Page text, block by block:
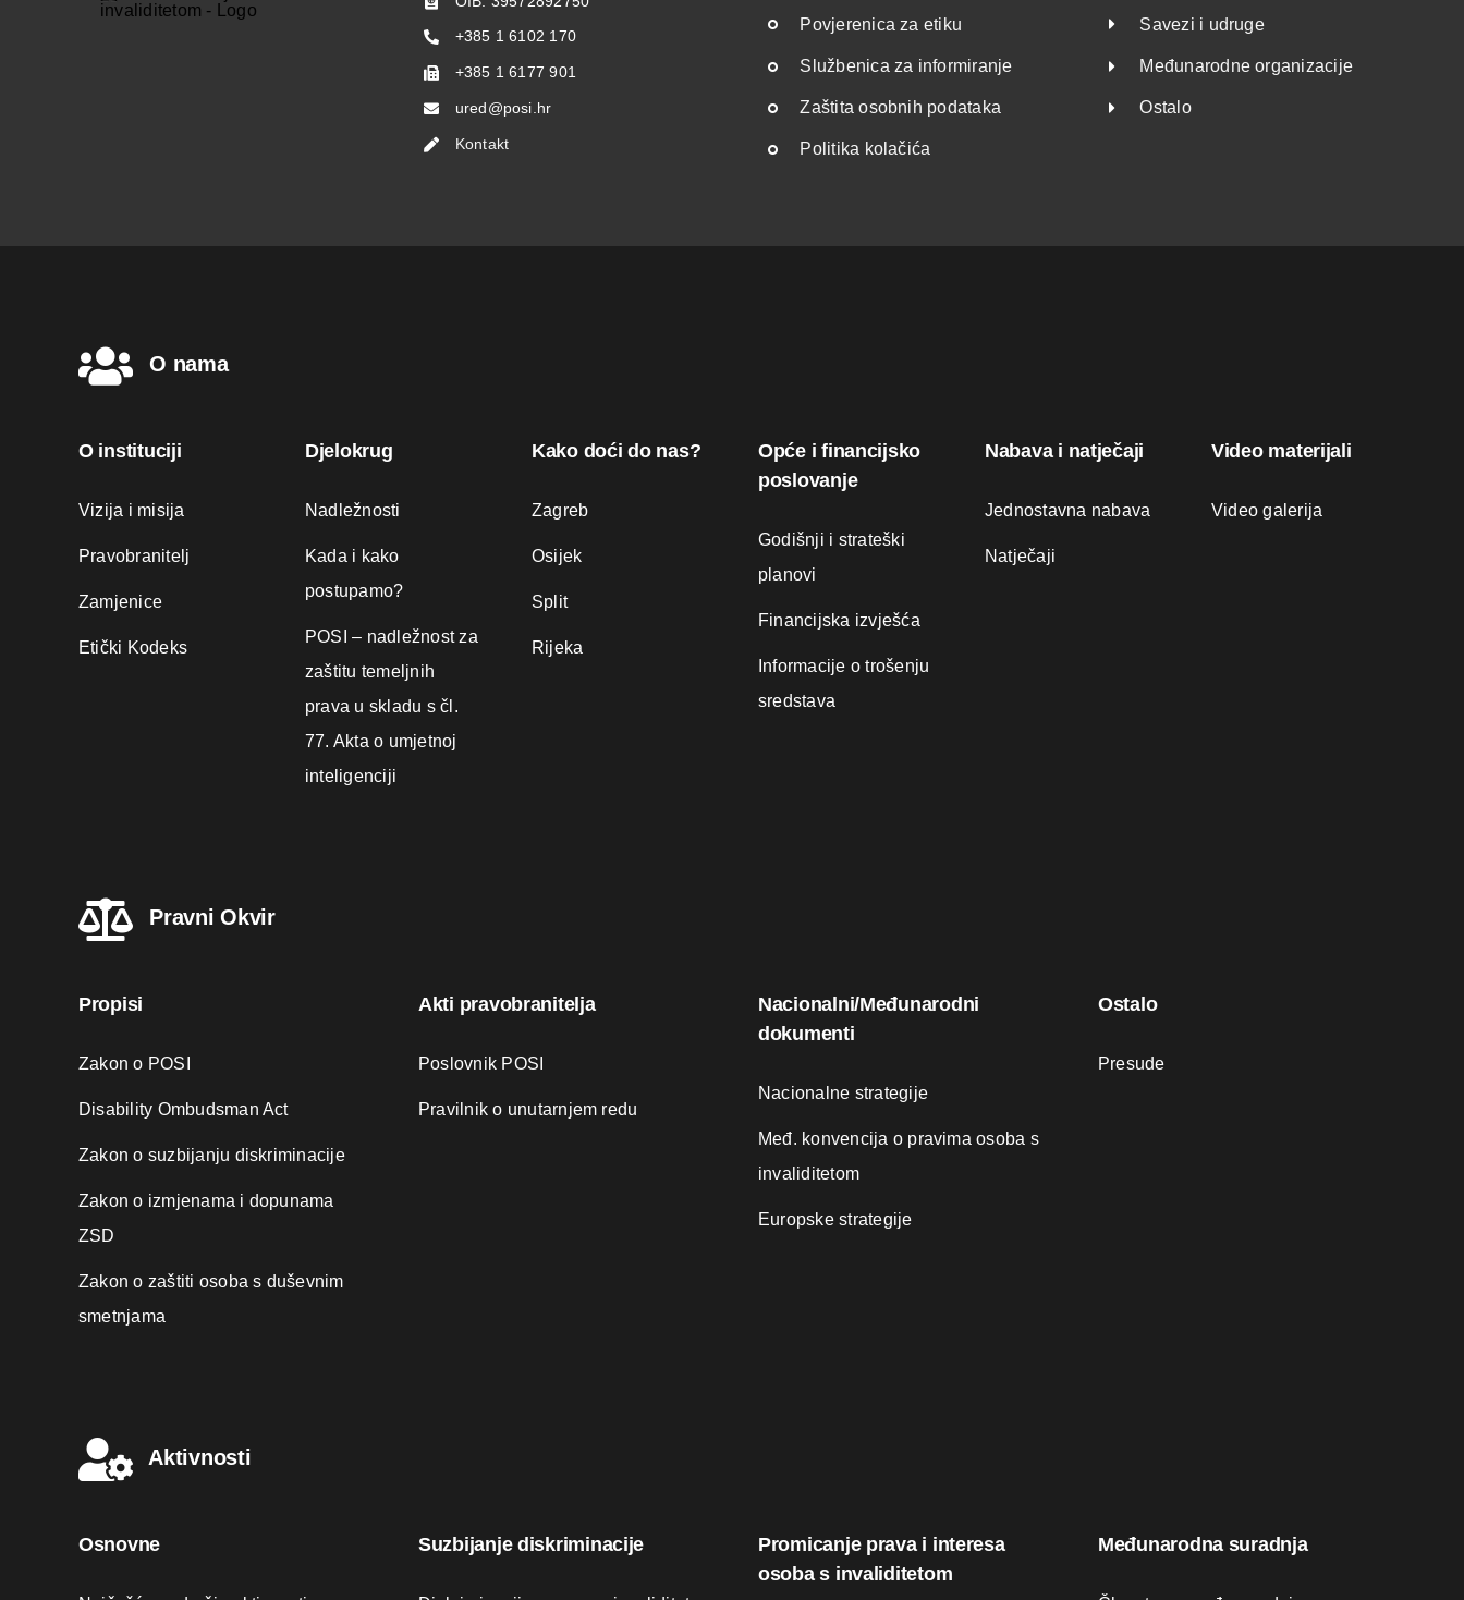
+385 1 6102 170
+385 1 6177 901
ured@posi.hr
Kontakt
Povjerenica za etiku
Službenica za informiranje
Zaštita osobnih podataka
Politika kolačića
Savezi i udruge
Međunarodne organizacije
Ostalo
O nama
O instituciji
Vizija i misija
Pravobranitelj
Zamjenice
Etički Kodeks
Djelokrug
Nadležnosti
Kada i kako
postupamo?
POSI – nadležnost za
zaštitu temeljnih
prava u skladu s čl.
77. Akta o umjetnoj
inteligenciji
Kako doći do nas?
Zagreb
Osijek
Split
Rijeka
Opće i financijsko
poslovanje
Godišnji i strateški
planovi
Financijska izvješća
Informacije o trošenju
sredstava
Nabava i natječaji
Jednostavna nabava
Natječaji
Video materijali
Video galerija
Pravni Okvir
Propisi
Zakon o POSI
Disability Ombudsman Act
Zakon o suzbijanju diskriminacije
Zakon o izmjenama i dopunama
ZSD
Zakon o zaštiti osoba s duševnim
smetnjama
Akti pravobranitelja
Poslovnik POSI
Pravilnik o unutarnjem redu
Nacionalni/Međunarodni
dokumenti
Nacionalne strategije
Međ. konvencija o pravima osoba s
invaliditetom
Europske strategije
Ostalo
Presude
Aktivnosti
Osnovne Suzbijanje diskriminacije
Promicanje prava i interesa
osoba s invaliditetom
Međunarodna suradnja